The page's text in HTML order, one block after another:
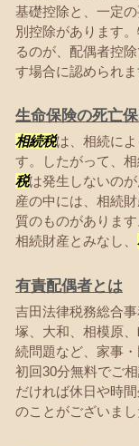
基礎控除と、一定
別控除があります
るのが、配偶者控
す場合に認められ
生命保険の死亡
相続税は、相続に
す。したがって、
税は発生しないの
産の中には、相続
質のものがあります
相続財産とみなし、
有責配偶者とは
吉田法律税務総合
塚、大和、相模原、
続問題など、家事
初回30分無料でご
だければ休日や時
のことがございま